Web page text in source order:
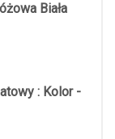
Biała
: Kolor -